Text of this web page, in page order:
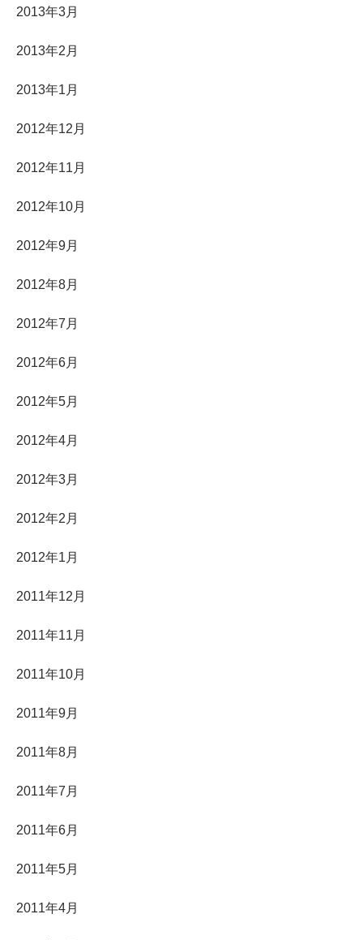
2013年3月
2013年2月
2013年1月
2012年12月
2012年11月
2012年10月
2012年9月
2012年8月
2012年7月
2012年6月
2012年5月
2012年4月
2012年3月
2012年2月
2012年1月
2011年12月
2011年11月
2011年10月
2011年9月
2011年8月
2011年7月
2011年6月
2011年5月
2011年4月